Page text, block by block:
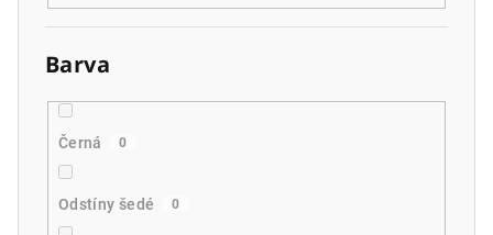
Barva
Černá 0
Odstíny šedé 0